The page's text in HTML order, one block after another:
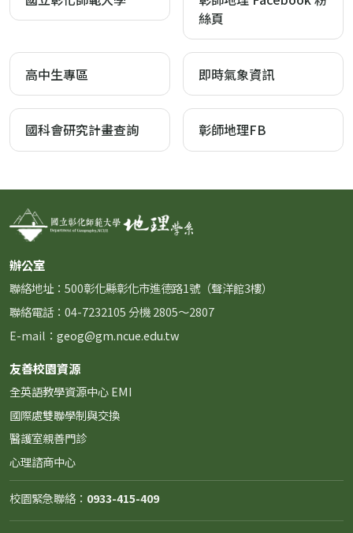
絲頁
高中生專區 即時氣象資訊
國科會研究計畫查詢 彰師地理FB
辦公室
聯絡地址：500彰化縣彰化市進德路1號（聲洋館3樓）
聯絡電話：04-7232105 分機 2805～2807
E-mail： geog@gm.ncue.edu.tw
友善校園資源
全英語教學資源中心 EMI
國際處雙聯學制與交換
醫護室親善門診
心理諮商中心
校園緊急聯絡： 0933-415-409